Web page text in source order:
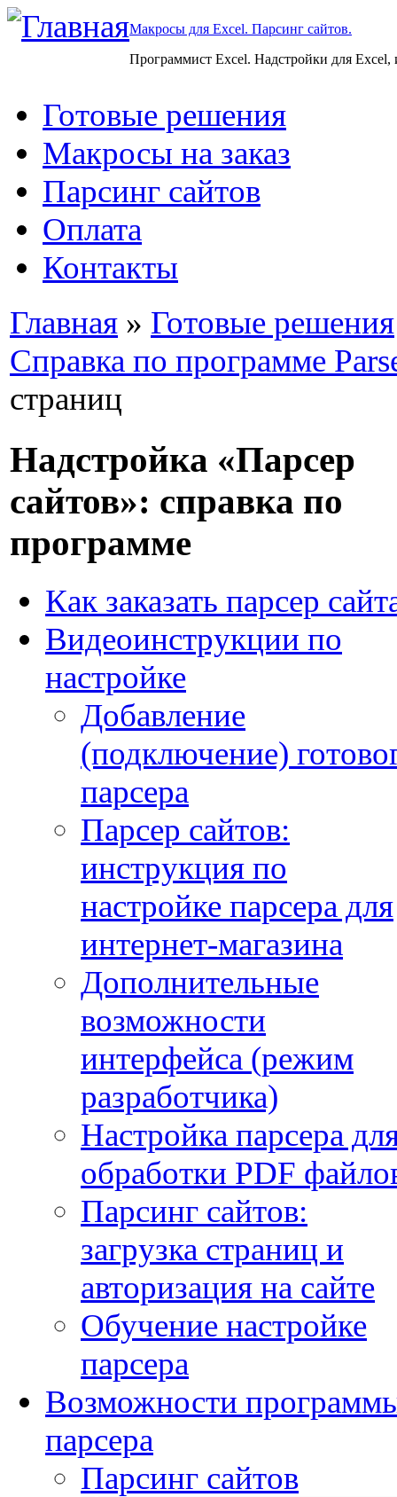
Макросы для Excel. Парсинг сайтов.
Программист Excel. Надстройки для Excel,
Готовые решения
Макросы на заказ
Парсинг сайтов
Оплата
Контакты
Главная » Готовые решения
Справка по программе
страниц
Надстройка «Парсер
сайтов»: справка по
программе
Как заказать парсер
Видеоинструкции по
настройке
Добавление
(подключение)
парсера
Парсер сайтов:
инструкция по
настройке парсера для
интернет-магазина
Дополнительные
возможности
интерфейса (режим
разработчика)
Настройка парсера
обработки PDF
Парсинг сайтов:
загрузка страниц и
авторизация на сайте
Обучение настройке
парсера
Возможности
парсера
Парсинг сайтов